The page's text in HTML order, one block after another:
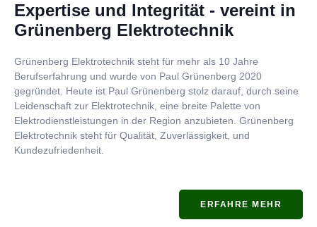
Expertise und Integrität - vereint in
Grünenberg Elektrotechnik
Grünenberg Elektrotechnik steht für mehr als 10 Jahre
Berufserfahrung und wurde von Paul Grünenberg 2020
gegründet. Heute ist Paul Grünenberg stolz darauf, durch seine
Leidenschaft zur Elektrotechnik, eine breite Palette von
Elektrodienstleistungen in der Region anzubieten. Grünenberg
Elektrotechnik steht für Qualität, Zuverlässigkeit, und
Kundezufriedenheit.
ERFAHRE MEHR